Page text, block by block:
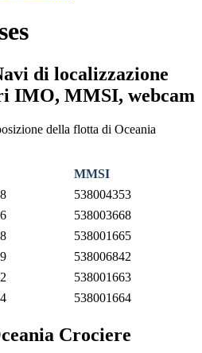
di localizzazione
IMO, MMSI, webcam
della flotta di Oceania
MMSI
538004353
538003668
538001665
538006842
538001663
538001664
Crociere